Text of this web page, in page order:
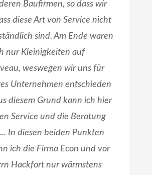
Baufirmen, so dass wir
diese Art von Service nicht
sind. Am Ende waren
nur Kleinigkeiten auf
weswegen wir uns für
Unternehmen entschieden
diesem Grund kann ich hier
Service und die Beratung
In diesen beiden Punkten
ich die Firma Econ und vor
Hackfort nur wärmstens